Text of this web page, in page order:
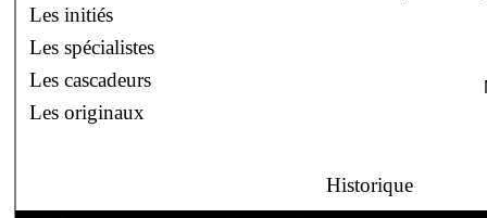
Les initiés
Les spécialistes
Les cascadeurs
Les originaux
Historique